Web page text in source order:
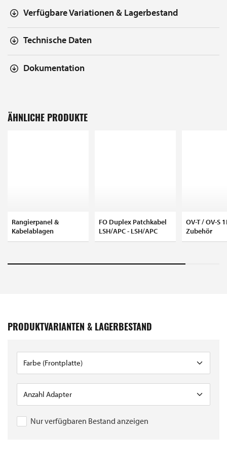
Verfügbare Variationen & Lagerbestand
Technische Daten
Dokumentation
ÄHNLICHE PRODUKTE
Rangierpanel &
Kabelablagen
FO Duplex Patchkabel
LSH/APC - LSH/APC
OV-T / OV-S
Zubehör
PRODUKTVARIANTEN & LAGERBESTAND
Nur verfügbaren Bestand anzeigen